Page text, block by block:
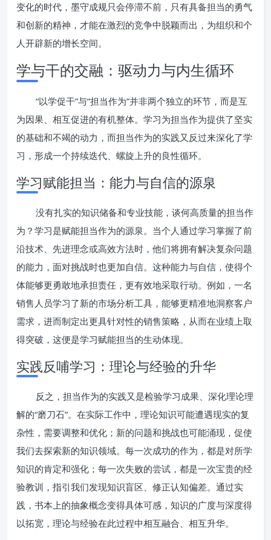
变化的时代，墨守成规只会停滞不前，只有具备担当的勇气
和创新的精神，才能在激烈的竞争中脱颖而出，为组织和个
人开辟新的增长空间。
学与干的交融：驱动力与内生循环
“以学促干”与“担当作为”并非两个独立的环节，而是互
为因果、相互促进的有机整体。学习为担当作为提供了坚实
的基础和不竭的动力，而担当作为的实践又反过来深化了学
习，形成一个持续迭代、螺旋上升的良性循环。
学习赋能担当：能力与自信的源泉
没有扎实的知识储备和专业技能，谈何高质量的担当作
为？学习是赋能担当作为的源泉。当个人通过学习掌握了前
沿技术、先进理念或高效方法时，他们将拥有解决复杂问题
的能力，面对挑战时也更加自信。这种能力与自信，使得个
体能够更勇敢地承担责任，更有效地采取行动。例如，一名
销售人员学习了新的市场分析工具，能够更精准地洞察客户
需求，进而制定出更具针对性的销售策略，从而在业绩上取
得突破，这便是学习赋能担当的生动体现。
实践反哺学习：理论与经验的升华
反之，担当作为的实践又是检验学习成果、深化理论理
解的“磨刀石”。在实际工作中，理论知识可能遭遇现实的复
杂性，需要调整和优化；新的问题和挑战也可能涌现，促使
我们去探索新的知识领域。每一次成功的作为，都是对所学
知识的肯定和强化；每一次失败的尝试，都是一次宝贵的经
验教训，指引我们发现知识盲区、修正认知偏差。通过实
践，书本上的抽象概念变得具体可感，知识的广度与深度得
以拓宽，理论与经验在此过程中相互融合、相互升华。